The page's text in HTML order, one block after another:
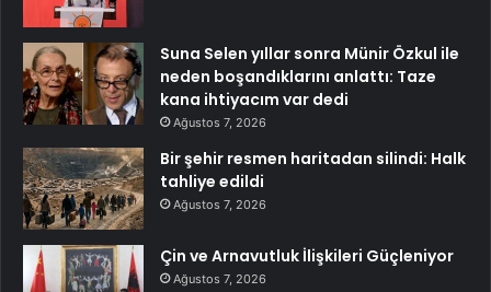
Suna Selen yıllar sonra Münir Özkul ile
neden boşandıklarını anlattı: Taze
kana ihtiyacım var dedi
Ağustos 7, 2026
Bir şehir resmen haritadan silindi: Halk
tahliye edildi
Ağustos 7, 2026
Çin ve Arnavutluk İlişkileri Güçleniyor
Ağustos 7, 2026